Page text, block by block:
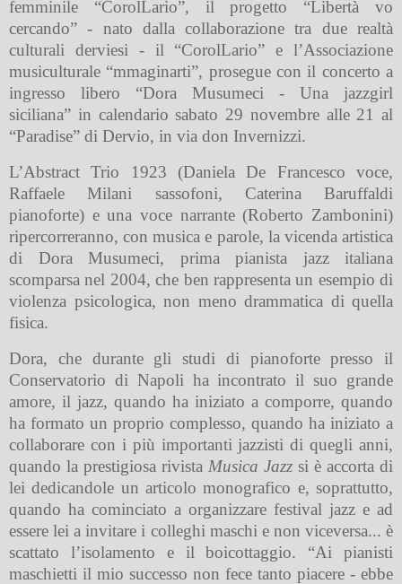
femminile “CorolLario”, il progetto “Libertà vo
cercando” - nato dalla collaborazione tra due realtà
culturali derviesi - il “CorolLario” e l’Associazione
musiculturale “mmaginarti”, prosegue con il concerto a
ingresso libero “Dora Musumeci - Una jazzgirl
siciliana” in calendario sabato 29 novembre alle 21 al
“Paradise” di Dervio, in via don Invernizzi.
L’Abstract Trio 1923 (Daniela De Francesco voce,
Raffaele Milani sassofoni, Caterina Baruffaldi
pianoforte) e una voce narrante (Roberto Zambonini)
ripercorreranno, con musica e parole, la vicenda artistica
di Dora Musumeci, prima pianista jazz italiana
scomparsa nel 2004, che ben rappresenta un esempio di
violenza psicologica, non meno drammatica di quella
fisica.
Dora, che durante gli studi di pianoforte presso il
Conservatorio di Napoli ha incontrato il suo grande
amore, il jazz, quando ha iniziato a comporre, quando
ha formato un proprio complesso, quando ha iniziato a
collaborare con i più importanti jazzisti di quegli anni,
quando la prestigiosa rivista Musica Jazz si è accorta di
lei dedicandole un articolo monografico e, soprattutto,
quando ha cominciato a organizzare festival jazz e ad
essere lei a invitare i colleghi maschi e non viceversa... è
scattato l’isolamento e il boicottaggio. “Ai pianisti
maschietti il mio successo non fece tanto piacere - ebbe